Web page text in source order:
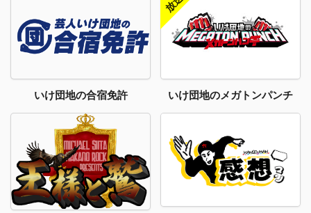
いけ団地の合宿免許 いけ団地のメガトンパンチ